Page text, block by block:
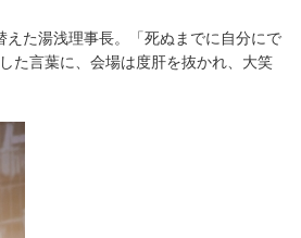
た湯浅理事長。「死ぬまでに自分にで
た言葉に、会場は度肝を抜かれ、大笑